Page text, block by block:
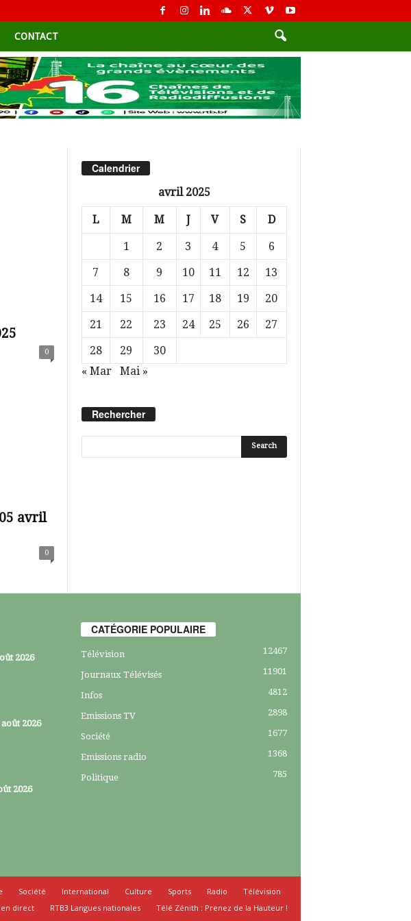
CONTACT
0
avril
0
Calendrier
avril 2025
L M M J V S D
1 2 3 4 5
6
7
8 9 10 11 12
13
14
15 16 17 18 19
20
21
22 23 24 25 26
27
28
29
30
« Mar
Mai »
Rechercher
2026
2026
2026
CATÉGORIE POPULAIRE
Télévision 12467
Journaux Télévisés 11901
Infos 4812
Emissions TV 2898
Société 1677
Emissions radio 1368
Politique 785
Société International Culture Sports Radio
Télévision
en direct RTB3 Langues nationales Télé Zénith : Prenez de la Hauteur !